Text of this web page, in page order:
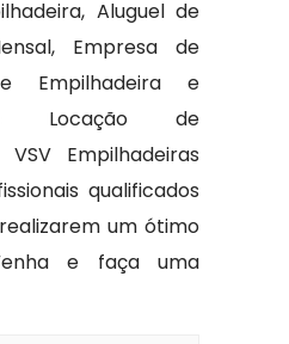
Aluguel de
Empresa de
Empilhadeira e
Locação de
Empilhadeiras
qualificados
um ótimo
e faça uma